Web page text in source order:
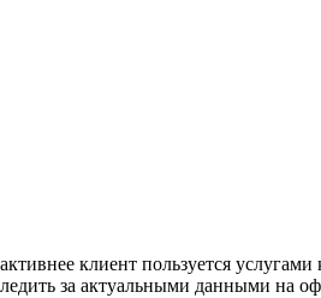
клиент пользуется
за актуальными данными на